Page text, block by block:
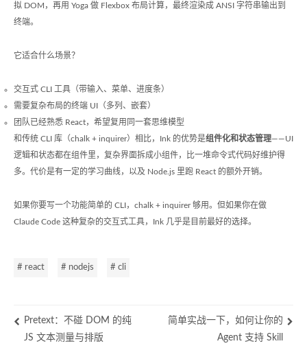
拟 DOM，再用 Yoga 做 Flexbox 布局计算，最终渲染成 ANSI 字符串输出到
终端。
它适合什么场景？
交互式 CLI 工具（带输入、菜单、进度条）
需要复杂布局的终端 UI（多列、嵌套）
团队已经熟悉 React，希望复用同一套思维模型
和传统 CLI 库（chalk + inquirer）相比，Ink 的优势是组件化和状态管理——UI
逻辑和状态都在组件里，复杂界面拆成小组件，比一堆命令式代码好维护得
多。代价是有一定的学习曲线，以及 Node.js 里跑 React 的额外开销。
如果你要写一个功能简单的 CLI，chalk + inquirer 够用。但如果你在做
Claude Code 这种复杂的交互式工具，Ink 几乎是目前最好的选择。
# react # nodejs # cli
Pretext：不碰 DOM 的纯
JS 文本测量与排版
简单实战一下，如何让你的
Agent 支持 Skill